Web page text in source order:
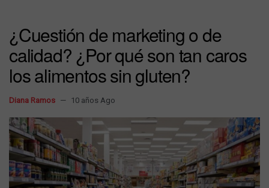
¿Cuestión de marketing o de
calidad? ¿Por qué son tan caros
los alimentos sin gluten?
Diana Ramos 10 años Ago